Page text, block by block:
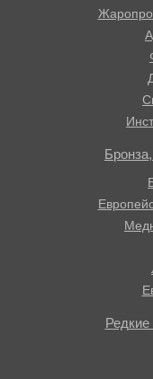
Редкие